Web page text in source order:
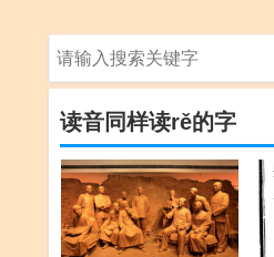
读音同样读rě的字